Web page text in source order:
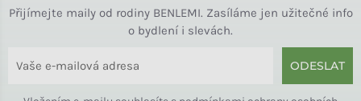
Přijímejte maily od rodiny BENLEMI. Zasíláme jen užitečné info
o bydlení i slevách.
ODESLAT